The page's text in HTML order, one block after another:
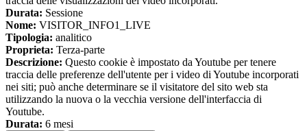
Durata: Sessione
Nome: VISITOR_INFO1_LIVE
Tipologia: analitico
Proprieta: Terza-parte
Descrizione: Questo cookie è impostato da Youtube per tenere
traccia delle preferenze dell'utente per i video di Youtube incorporati
nei siti; può anche determinare se il visitatore del sito web sta
utilizzando la nuova o la vecchia versione dell'interfaccia di
Youtube.
Durata: 6 mesi